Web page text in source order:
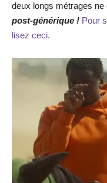
deux longs métrages
post-générique ! Pour
lisez ceci.